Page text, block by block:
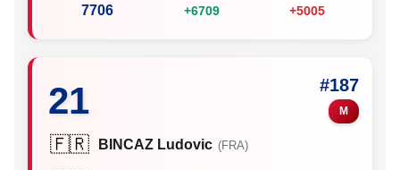
7706 +6709 +5005
21 #187
M
🇫🇷 BINCAZ Ludovic (FRA)